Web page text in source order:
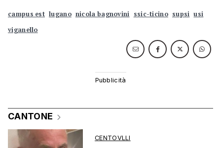
campus est lugano nicola bagnovini ssic-ticino supsi usi
viganello
CANTONE
CENTOVLLI